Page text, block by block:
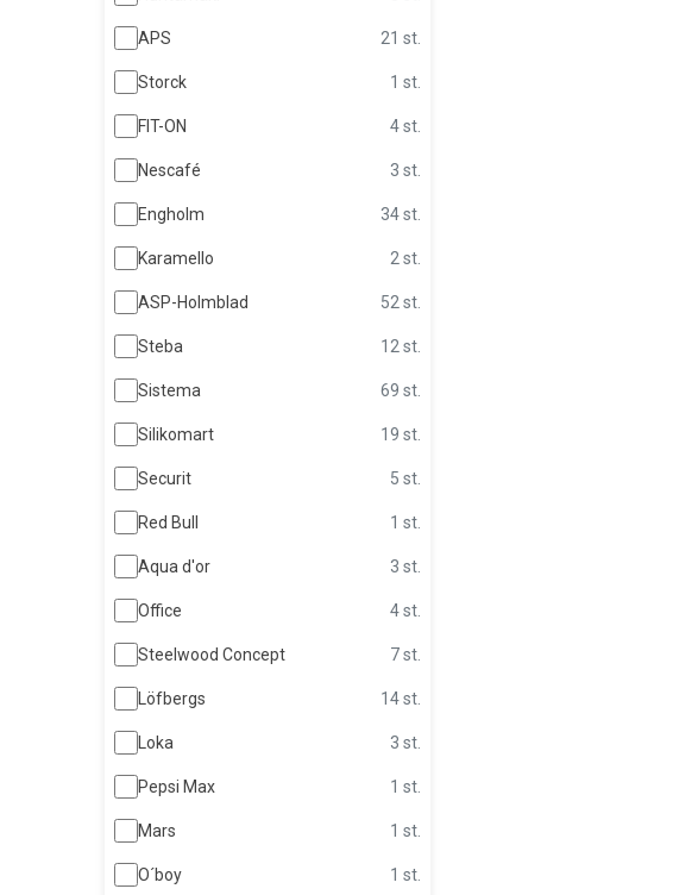
APS 21 st.
Storck 1 st.
FIT-ON 4 st.
Nescafé 3 st.
Engholm 34 st.
Karamello 2 st.
ASP-Holmblad 52 st.
Steba 12 st.
Sistema 69 st.
Silikomart 19 st.
Securit 5 st.
Red Bull 1 st.
Aqua d'or 3 st.
Office 4 st.
Steelwood Concept 7 st.
Löfbergs 14 st.
Loka 3 st.
Pepsi Max 1 st.
Mars 1 st.
O´boy 1 st.